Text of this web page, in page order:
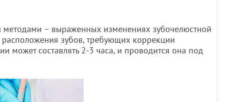
– выраженных изменениях зубочелюстной
зубов, требующих коррекции
может составлять 2-3 часа, и проводится она под